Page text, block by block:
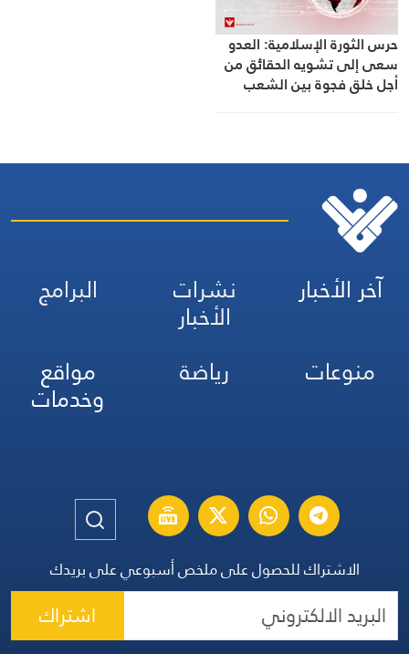
حرس الثورة الإسلامية: العدو
سعى إلى تشويه الحقائق من
أجل خلق فجوة بين الشعب
آخر الأخبار نشرات
الأخبار
البرامج
منوعات
رياضة مواقع
وخدمات
الاشتراك للحصول على ملخص أسبوعي على بريدك
اشتراك